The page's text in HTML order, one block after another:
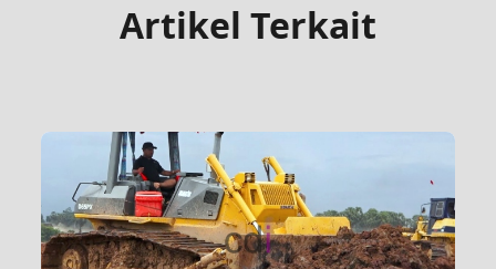
Artikel Terkait